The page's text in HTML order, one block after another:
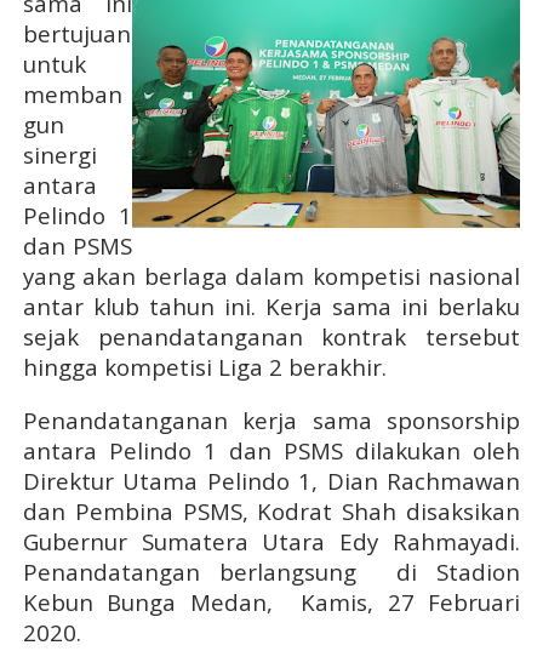
bertujuan
untuk
memban
gun
sinergi
antara
Pelindo 1
dan PSMS
yang akan berlaga dalam kompetisi nasional
antar klub tahun ini. Kerja sama ini berlaku
sejak penandatanganan kontrak tersebut
hingga kompetisi Liga 2 berakhir.
Penandatanganan kerja sama sponsorship
antara Pelindo 1 dan PSMS dilakukan oleh
Direktur Utama Pelindo 1, Dian Rachmawan
dan Pembina PSMS, Kodrat Shah disaksikan
Gubernur Sumatera Utara Edy Rahmayadi.
Penandatangan berlangsung
di Stadion
Kebun Bunga Medan,
Kamis, 27 Februari
2020.